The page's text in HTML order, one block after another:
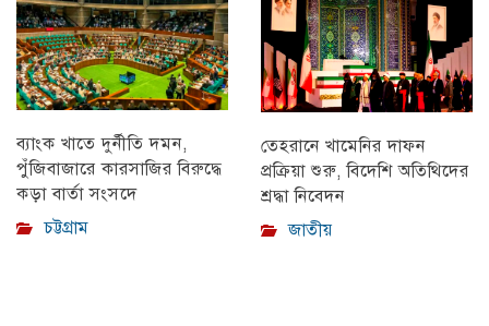
ব্যাংক খাতে দুর্নীতি দমন,
পুঁজিবাজারে কারসাজির বিরুদ্ধে
কড়া বার্তা সংসদে
চট্টগ্রাম
তেহরানে খামেনির দাফন
প্রক্রিয়া শুরু, বিদেশি অতিথিদের
শ্রদ্ধা নিবেদন
জাতীয়